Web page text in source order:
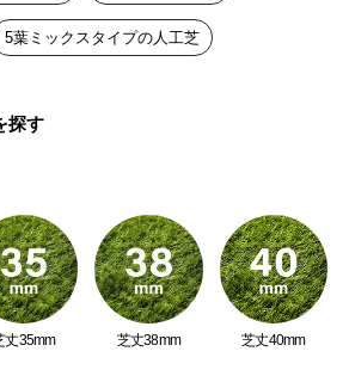
アム人工芝
たくなるほど、ふっかふか。特
5葉ミックスタイプの人工芝
探す
丈35mm 芝丈38mm 芝丈40mm